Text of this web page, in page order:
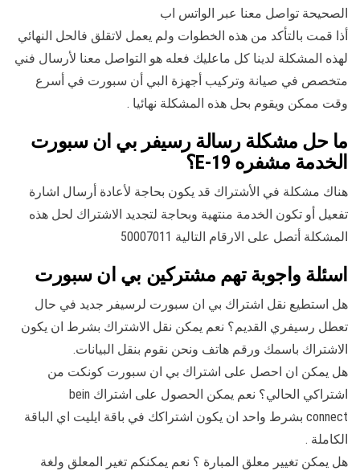
الصحيحة تواصل معنا عبر الواتس اب
أذا قمت بالتأكد من هذه الخطوات ولم يعمل لاتقلق فالحل النهائي
لهذه المشكلة لدينا كل ماعليك فعله هو التواصل معنا لأرسال فني
متخصص في صيانة وتركيب أجهزة البي أن سبورت في أسرع
وقت ممكن ويقوم بحل هذه المشكلة نهائيا .
ما حل مشكلة رسالة رسيفر بي ان سبورت
الخدمة مشفره E-19؟
هناك مشكلة في الأشتراك قد يكون بحاجة لأعادة أرسال اشارة
تفعيل أو تكون الخدمة منتهية وبحاجة لتجديد الاشتراك لحل هذه
المشكلة أتصل على الارقام التالية 50007011
اسئلة واجوبة تهم مشتركين بي ان سبورت
هل استطيع نقل اشتراك بي ان سبورت لرسيفر جديد في حال
تعطل رسيفري القديم؟ نعم يمكن نقل الاشتراك بشرط ان يكون
الاشتراك باسمك ورقم هاتف ونحن نقوم بنقل البيانات.
هل يمكن ان احصل على اشتراك بي ان سبورت كونكت من
اشتراكي الحالي؟ نعم يمكن الحصول على اشتراك bein
connect بشرط واحد ان يكون اشتراكك في باقة ايليت اي الباقة
الكاملة .
هل يمكن تغيير معلق المبارة ؟ نعم يمكنكم تغير المعلق ولغة